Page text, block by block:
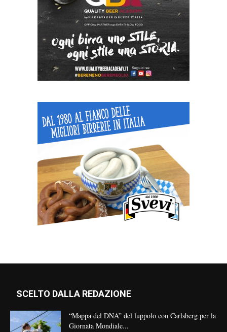
SCELTO DALLA REDAZIONE
“Mappa del DNA” del luppolo con Carlsberg per la
Giornata Mondiale...